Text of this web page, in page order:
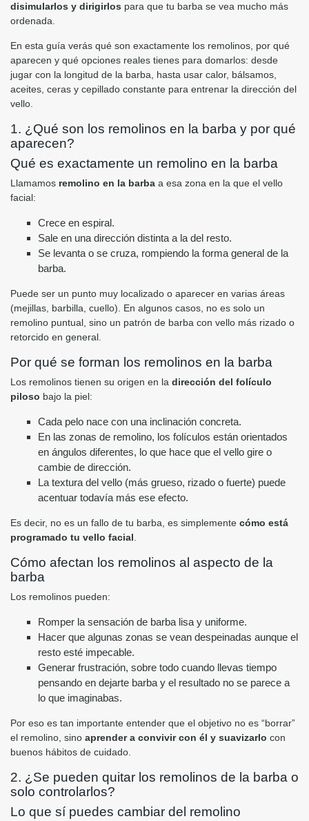
disimularlos y dirigirlos para que tu barba se vea mucho más
ordenada.
En esta guía verás qué son exactamente los remolinos, por qué
aparecen y qué opciones reales tienes para domarlos: desde
jugar con la longitud de la barba, hasta usar calor, bálsamos,
aceites, ceras y cepillado constante para entrenar la dirección del
vello.
1. ¿Qué son los remolinos en la barba y por qué
aparecen?
Qué es exactamente un remolino en la barba
Llamamos remolino en la barba a esa zona en la que el vello
facial:
Crece en espiral.
Sale en una dirección distinta a la del resto.
Se levanta o se cruza, rompiendo la forma general de la
barba.
Puede ser un punto muy localizado o aparecer en varias áreas
(mejillas, barbilla, cuello). En algunos casos, no es solo un
remolino puntual, sino un patrón de barba con vello más rizado o
retorcido en general.
Por qué se forman los remolinos en la barba
Los remolinos tienen su origen en la dirección del folículo
piloso bajo la piel:
Cada pelo nace con una inclinación concreta.
En las zonas de remolino, los folículos están orientados
en ángulos diferentes, lo que hace que el vello gire o
cambie de dirección.
La textura del vello (más grueso, rizado o fuerte) puede
acentuar todavía más ese efecto.
Es decir, no es un fallo de tu barba, es simplemente cómo está
programado tu vello facial
Cómo afectan los remolinos al aspecto de la
barba
Los remolinos pueden:
Romper la sensación de barba lisa y uniforme.
Hacer que algunas zonas se vean despeinadas aunque el
resto esté impecable.
Generar frustración, sobre todo cuando llevas tiempo
pensando en dejarte barba y el resultado no se parece a
lo que imaginabas.
Por eso es tan importante entender que el objetivo no es “borrar”
el remolino, sino aprender a convivir con él y suavizarlo con
buenos hábitos de cuidado.
2. ¿Se pueden quitar los remolinos de la barba o
solo controlarlos?
Lo que sí puedes cambiar del remolino